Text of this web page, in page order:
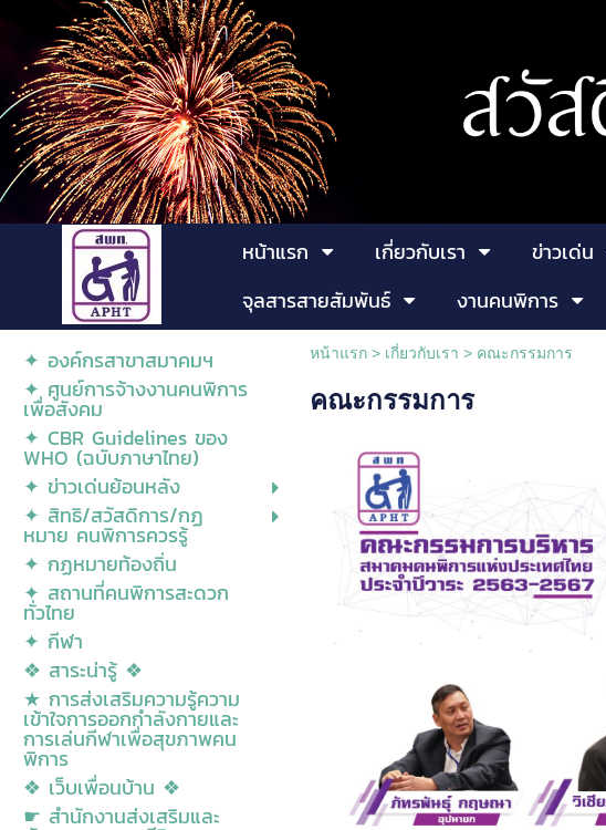
หน้าแรก เกี่ยวกับเรา ข่าวเด่น
จุลสารสายสัมพันธ์
งานคนพิการ
✦ องค์กรสาขาสมาคมฯ
✦ ศูนย์การจ้างงานคนพิการ
เพื่อสังคม
✦ CBR Guidelines ของ
WHO (ฉบับภาษาไทย)
✦ ข่าวเด่นย้อนหลัง
✦ สิทธิ/สวัสดิการ/กฏ
หมาย คนพิการควรรู้
✦ กฏหมายท้องถิ่น
✦ สถานที่คนพิการสะดวก
ทั่วไทย
✦ กีฬา
❖ สาระน่ารู้ ❖
★ การส่งเสริมความรู้ความ
เข้าใจการออกกำลังกายและ
การเล่นกีฬาเพื่อสุขภาพคน
พิการ
❖ เว็บเพื่อนบ้าน ❖
☛ สำนักงานส่งเสริมและ
หน้าแรก> เกี่ยวกับเรา > คณะกรรมการ
คณะกรรมการ